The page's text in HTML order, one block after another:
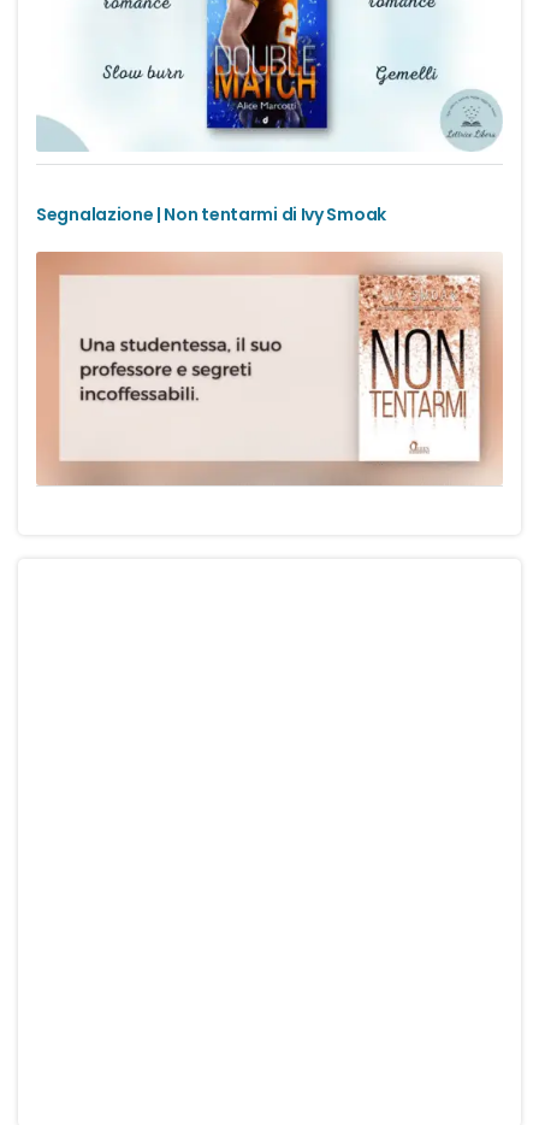
Urban Fantasy
Narrativa contemporanea
Romanzi di formazione
Thriller
Segnalazione | Non tentarmi di Ivy Smoak